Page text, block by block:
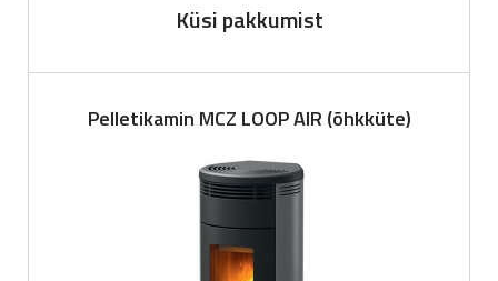
Küsi pakkumist
Pelletikamin MCZ LOOP AIR (õhkküte)